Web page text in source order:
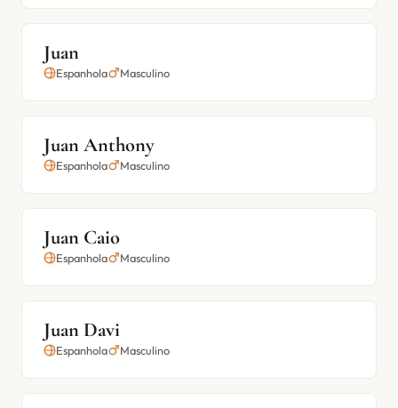
Juan
Espanhola Masculino
Juan Anthony
Espanhola Masculino
Juan Caio
Espanhola Masculino
Juan Davi
Espanhola Masculino